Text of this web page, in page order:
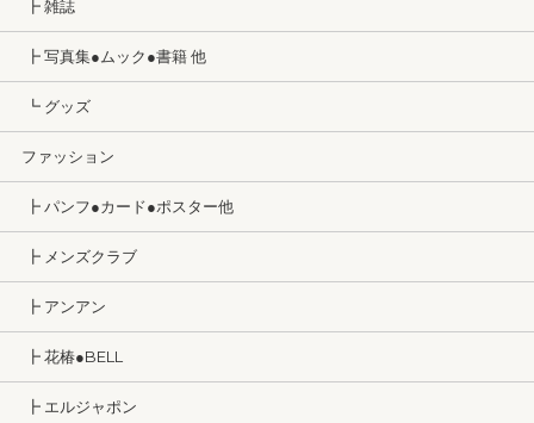
┣ 雑誌
┣ 写真集●ムック●書籍 他
┗ グッズ
ファッション
┣ パンフ●カード●ポスター他
┣ メンズクラブ
┣ アンアン
┣ 花椿●BELL
┣ エルジャポン